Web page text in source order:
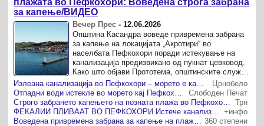
за капење/ВИДЕО
Вечер Прес - 12.06.2026
Општина Касандра воведе привремена забрана
за капење на локацијата „Акротири“ во
населбата Пефкохори поради истекување на
канализација предизвикано од пукнат цевковод.
Како што објави Прототема, општинските служби
веднаш реагираа и започнаа со ...
Црнобело
Слободен Печат
Трн
+инфо
360 степени